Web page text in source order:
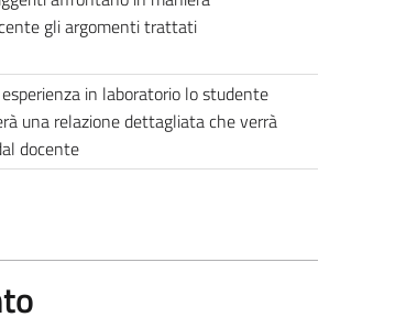
gli argomenti trattati
in laboratorio lo studente
una relazione dettagliata che verrà
docente